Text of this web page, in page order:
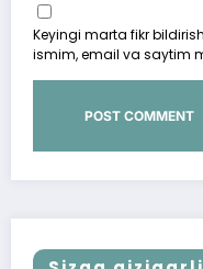
Keyingi marta fikr
ismim, email va saytim